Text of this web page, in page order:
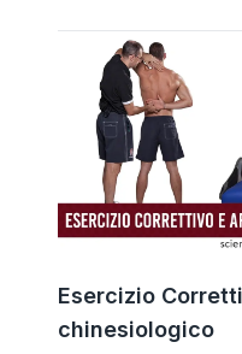
scegliere il metodo
metodo Pilates
atletica? Quali sono
motorie? Se e in
Esercizio
chinesiologico